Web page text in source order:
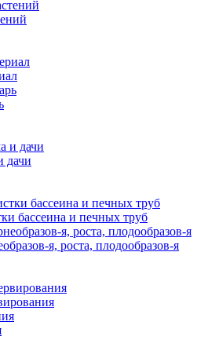
дачи
бассеина и печных труб
я, роста, плодообразов-я